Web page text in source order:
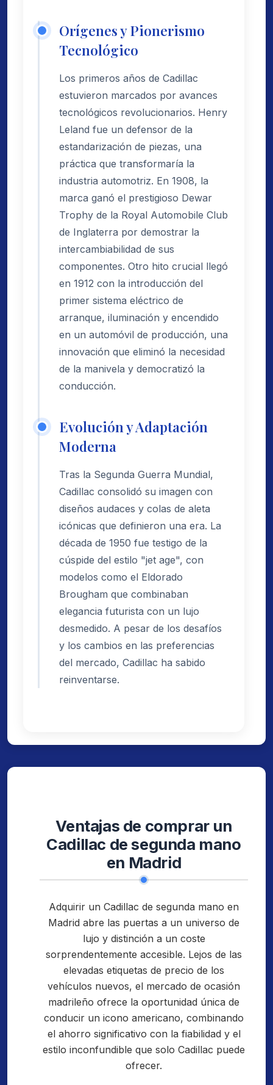
Orígenes y Pionerismo
Tecnológico
Los primeros años de Cadillac
estuvieron marcados por avances
tecnológicos revolucionarios. Henry
Leland fue un defensor de la
estandarización de piezas, una
práctica que transformaría la
industria automotriz. En 1908, la
marca ganó el prestigioso Dewar
Trophy de la Royal Automobile Club
de Inglaterra por demostrar la
intercambiabilidad de sus
componentes. Otro hito crucial llegó
en 1912 con la introducción del
primer sistema eléctrico de
arranque, iluminación y encendido
en un automóvil de producción, una
innovación que eliminó la necesidad
de la manivela y democratizó la
conducción.
Evolución y Adaptación
Moderna
Tras la Segunda Guerra Mundial,
Cadillac consolidó su imagen con
diseños audaces y colas de aleta
icónicas que definieron una era. La
década de 1950 fue testigo de la
cúspide del estilo "jet age", con
modelos como el Eldorado
Brougham que combinaban
elegancia futurista con un lujo
desmedido. A pesar de los desafíos
y los cambios en las preferencias
del mercado, Cadillac ha sabido
reinventarse.
Ventajas de comprar un
Cadillac de segunda mano
en Madrid
Adquirir un Cadillac de segunda mano en
Madrid abre las puertas a un universo de
lujo y distinción a un coste
sorprendentemente accesible. Lejos de las
elevadas etiquetas de precio de los
vehículos nuevos, el mercado de ocasión
madrileño ofrece la oportunidad única de
conducir un icono americano, combinando
el ahorro significativo con la fiabilidad y el
estilo inconfundible que solo Cadillac puede
ofrecer.